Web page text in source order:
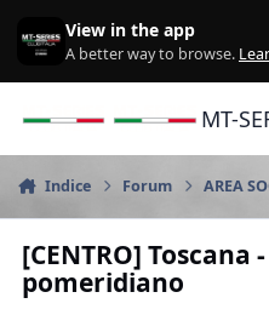
View in the app
A better way to browse.
MT-
Indice Forum AREA
[CENTRO] Toscana
pomeridiano